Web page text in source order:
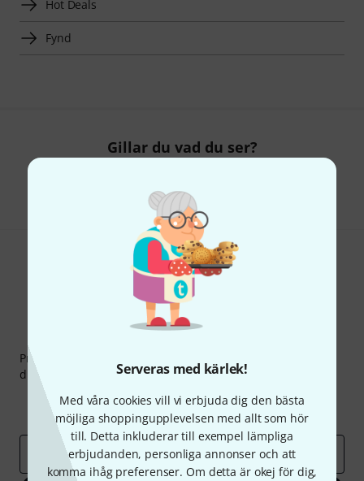
Serveras med kärlek!
Med våra cookies vill vi erbjuda dig den bästa
möjliga shoppingupplevelsen med allt som hör
till. Detta inkluderar till exempel lämpliga
erbjudanden, personliga annonser och att
komma ihåg preferenser. Om detta är okej för dig,
Hot Deals
Fynd
Gillar du vad du ser?
Prenumererar på Thomanns Nyhetsbrev på engelska och
du kan med lite tur vinna en50 kupongvärd
Inspirerande inlägg
Erbjudanden
Thomann Insikter
E-postadress*